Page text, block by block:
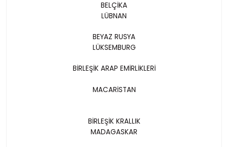
BELÇİKA
LÜBNAN
BEYAZ RUSYA
LÜKSEMBURG
BİRLEŞİK ARAP EMİRLİKLERİ
MACARİSTAN
BİRLEŞİK KRALLIK
MADAGASKAR